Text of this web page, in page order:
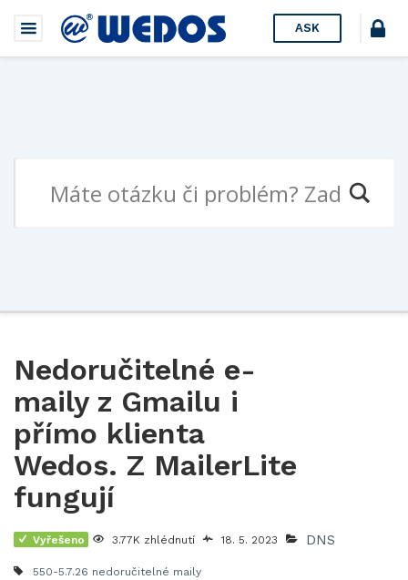
ASK
Nedoručitelné e-
maily z Gmailu i
přímo klienta
Wedos. Z MailerLite
fungují
Vyřešeno 3.77K zhlédnutí 18. 5. 2023 DNS
550-5.7.26 nedoručitelné maily